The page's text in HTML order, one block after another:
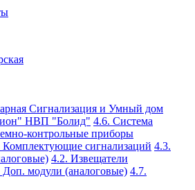
Сигнализация и Умный дом
НВП "Болид" 4.6. Система
контрольные приборы
Комплектующие сигнализаций 4.3.
4.2. Извещатели
Доп. модули (аналоговые) 4.7.